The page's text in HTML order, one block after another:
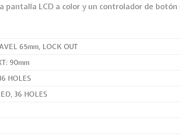
LCD a color y un controlador de
65mm, LOCK OUT
90mm
HOLES
36 HOLES